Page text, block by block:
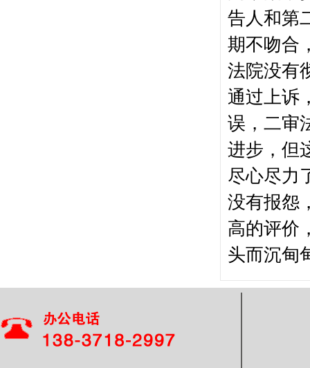
告人和第
期不吻合
法院没有
通过上诉
误，二审
进步，但
尽心尽力
没有报怨
高的评价
头而沉甸